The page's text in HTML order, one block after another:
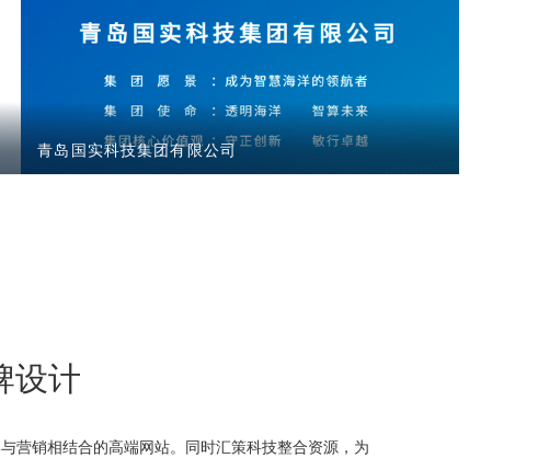
青岛国实科技集团有限公司
设计
营销相结合的高端网站。同时汇策科技整合资源，为